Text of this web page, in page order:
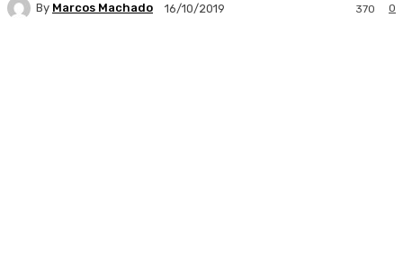
By Marcos Machado 16/10/2019 0
370